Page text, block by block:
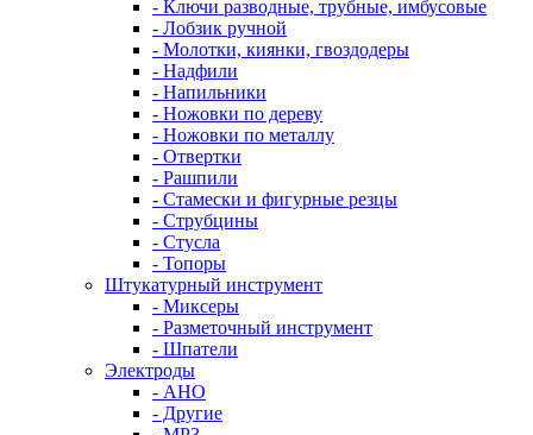
- Ключи разводные, трубные, имбусовые
- Лобзик ручной
- Молотки, киянки, гвоздодеры
- Надфили
- Напильники
- Ножовки по дереву
- Ножовки по металлу
- Отвертки
- Рашпили
- Стамески и фигурные резцы
- Струбцины
- Стусла
- Топоры
Штукатурный инструмент
- Миксеры
- Разметочный инструмент
- Шпатели
Электроды
- АНО
- Другие